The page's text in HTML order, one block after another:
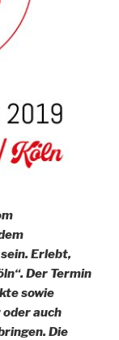
Erlebt,
Der Termin
sowie
auch
Die